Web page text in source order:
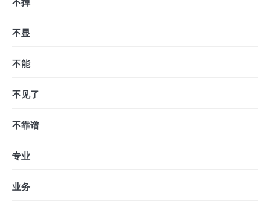
不显
不能
不见了
不靠谱
专业
业务